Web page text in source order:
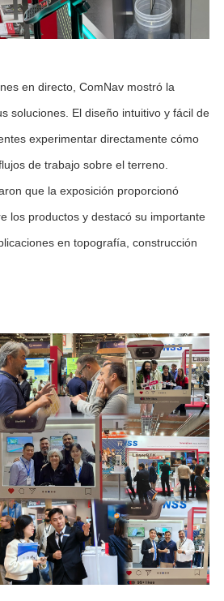
en directo, ComNav mostró la
soluciones. El diseño intuitivo y fácil de
experimentar directamente cómo
de trabajo sobre el terreno.
que la exposición proporcionó
los productos y destacó su importante
en topografía, construcción